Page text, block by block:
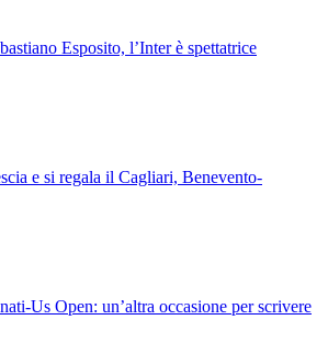
Esposito, l’Inter è spettatrice
e si regala il Cagliari, Benevento-
Us Open: un’altra occasione per scrivere